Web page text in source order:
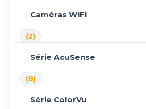
Caméras WiFi
(2)
Série AcuSense
(8)
Série ColorVu